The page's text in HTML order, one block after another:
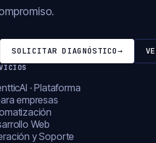
SOLICITAR DIAGNÓSTICO→
· Plataforma
empresas
Web
y Soporte